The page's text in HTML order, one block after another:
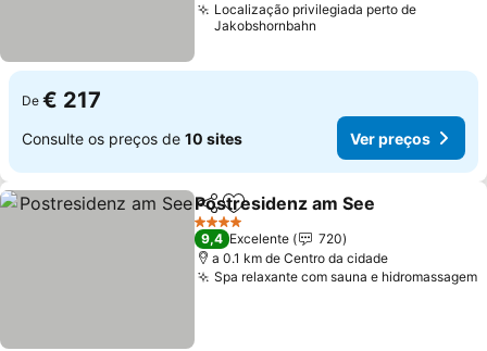
Localização privilegiada perto de
Jakobshornbahn
De € 217
Consulte os preços de 10 sites Ver preços
PartilharAdicionar aos favoritos
Postresidenz am See
4 Estrelas
9,4 Excelente
720
a 0.1 km de Centro da cidade
Spa relaxante com sauna e hidromassagem